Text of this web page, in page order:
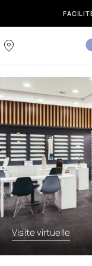
Visite virtuelle